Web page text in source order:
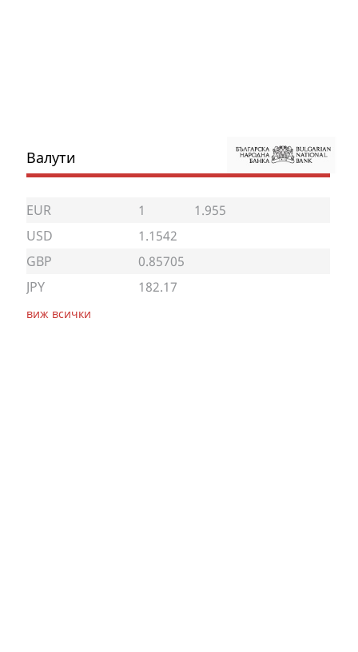
Валути
EUR 1
1.955
USD
1.1542
GBP
0.85705
JPY
182.17
виж всички